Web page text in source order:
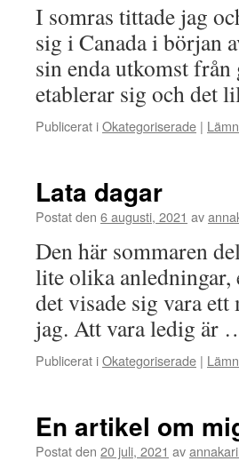
I somras tittade jag
sig i Canada i början
sin enda utkomst
etablerar sig och det
Publicerat iOkategoriserade |
Lata dagar
Postat den 6 augusti, 2021 av
Den här sommaren
lite olika anledningar,
det visade sig vara
jag. Att vara ledig är
Publicerat iOkategoriserade |
En artikel om
Postat den 20 juli, 2021 av